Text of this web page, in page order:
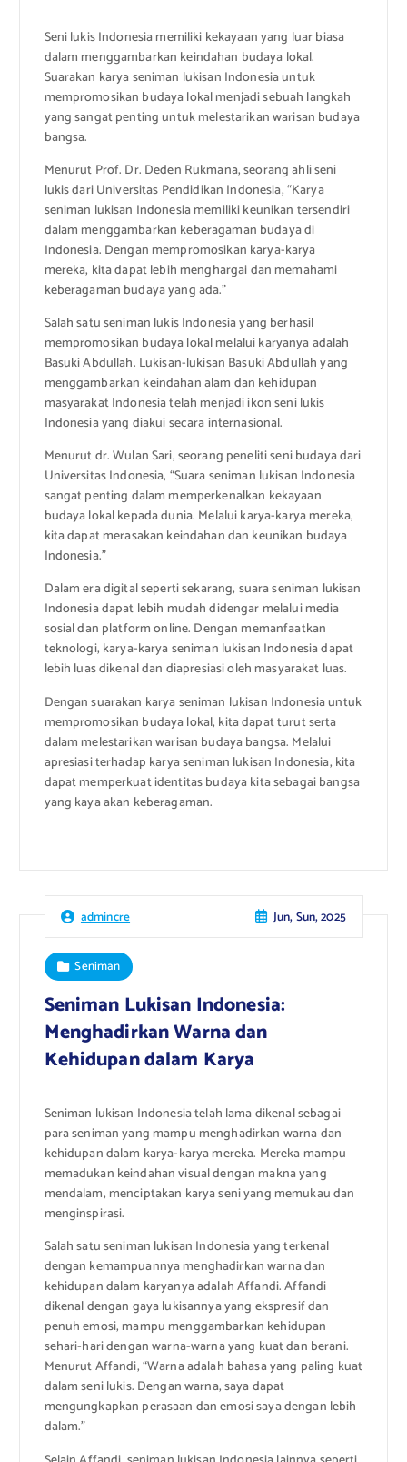
Seni lukis Indonesia memiliki kekayaan yang luar biasa
dalam menggambarkan keindahan budaya lokal.
Suarakan karya seniman lukisan Indonesia untuk
mempromosikan budaya lokal menjadi sebuah langkah
yang sangat penting untuk melestarikan warisan budaya
bangsa.
Menurut Prof. Dr. Deden Rukmana, seorang ahli seni
lukis dari Universitas Pendidikan Indonesia, “Karya
seniman lukisan Indonesia memiliki keunikan tersendiri
dalam menggambarkan keberagaman budaya di
Indonesia. Dengan mempromosikan karya-karya
mereka, kita dapat lebih menghargai dan memahami
keberagaman budaya yang ada.”
Salah satu seniman lukis Indonesia yang berhasil
mempromosikan budaya lokal melalui karyanya adalah
Basuki Abdullah. Lukisan-lukisan Basuki Abdullah yang
menggambarkan keindahan alam dan kehidupan
masyarakat Indonesia telah menjadi ikon seni lukis
Indonesia yang diakui secara internasional.
Menurut dr. Wulan Sari, seorang peneliti seni budaya dari
Universitas Indonesia, “Suara seniman lukisan Indonesia
sangat penting dalam memperkenalkan kekayaan
budaya lokal kepada dunia. Melalui karya-karya mereka,
kita dapat merasakan keindahan dan keunikan budaya
Indonesia.”
Dalam era digital seperti sekarang, suara seniman lukisan
Indonesia dapat lebih mudah didengar melalui media
sosial dan platform online. Dengan memanfaatkan
teknologi, karya-karya seniman lukisan Indonesia dapat
lebih luas dikenal dan diapresiasi oleh masyarakat luas.
Dengan suarakan karya seniman lukisan Indonesia untuk
mempromosikan budaya lokal, kita dapat turut serta
dalam melestarikan warisan budaya bangsa. Melalui
apresiasi terhadap karya seniman lukisan Indonesia, kita
dapat memperkuat identitas budaya kita sebagai bangsa
yang kaya akan keberagaman.
admincre Jun, Sun, 2025
Seniman
Seniman Lukisan Indonesia:
Menghadirkan Warna dan
Kehidupan dalam Karya
Seniman lukisan Indonesia telah lama dikenal sebagai
para seniman yang mampu menghadirkan warna dan
kehidupan dalam karya-karya mereka. Mereka mampu
memadukan keindahan visual dengan makna yang
mendalam, menciptakan karya seni yang memukau dan
menginspirasi.
Salah satu seniman lukisan Indonesia yang terkenal
dengan kemampuannya menghadirkan warna dan
kehidupan dalam karyanya adalah Affandi. Affandi
dikenal dengan gaya lukisannya yang ekspresif dan
penuh emosi, mampu menggambarkan kehidupan
sehari-hari dengan warna-warna yang kuat dan berani.
Menurut Affandi, “Warna adalah bahasa yang paling kuat
dalam seni lukis. Dengan warna, saya dapat
mengungkapkan perasaan dan emosi saya dengan lebih
dalam.”